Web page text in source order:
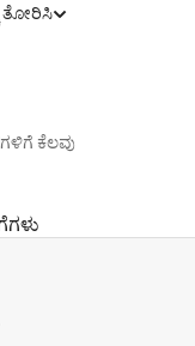
ತೋರಿಸಿ
ಕೆಲವು